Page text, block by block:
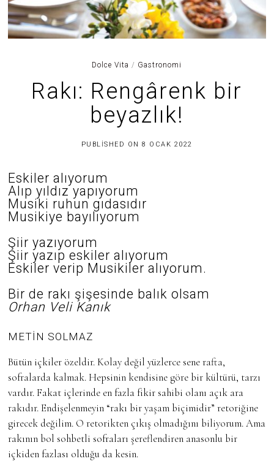
Dolce Vita / Gastronomi
Rakı: Rengârenk bir
beyazlık!
PUBLISHED ON 8 OCAK 2022
Eskiler alıyorum
Alıp yıldız yapıyorum
Musiki ruhun gıdasıdır
Musikiye bayılıyorum
Şiir yazıyorum
Şiir yazıp eskiler alıyorum
Eskiler verip Musikiler alıyorum.
Bir de rakı şişesinde balık olsam
Orhan Veli Kanık
METİN SOLMAZ
Bütün içkiler özeldir. Kolay değil yüzlerce sene rafta,
sofralarda kalmak. Hepsinin kendisine göre bir kültürü, tarzı
vardır. Fakat içlerinde en fazla fikir sahibi olanı açık ara
rakıdır. Endişelenmeyin “rakı bir yaşam biçimidir” retoriğine
girecek değilim. O retorikten çıkış olmadığını biliyorum. Ama
rakının bol sohbetli sofraları şereflendiren anasonlu bir
içkiden fazlası olduğu da kesin.